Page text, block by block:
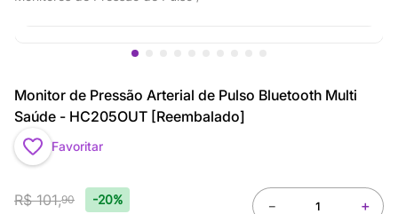
Monitor de Pressão Arterial de Pulso Bluetooth Multi
Saúde - HC205OUT [Reembalado]
Favoritar
R$ 101,90 -20% ＋
－